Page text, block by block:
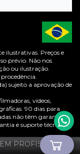
ilustrativas. Preços e
prévio. Não nos
ou ilustração.
sujeito a aprovação de
vídeos,
90 dias para
não têm garantia de
e suporte técnico.
PROFISSIONAL